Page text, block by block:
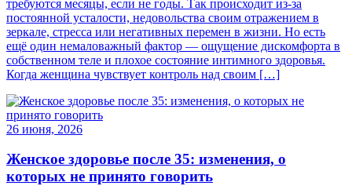
требуются месяцы, если не годы. Так происходит из-за
постоянной усталости, недовольства своим отражением в
зеркале, стресса или негативных перемен в жизни. Но есть
ещё один немаловажный фактор — ощущение дискомфорта в
собственном теле и плохое состояние интимного здоровья.
Когда женщина чувствует контроль над своим […]
26 июня, 2026
Женское здоровье после 35: изменения, о
которых не принято говорить